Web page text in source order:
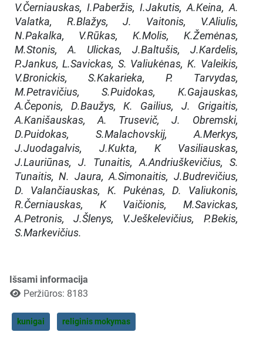
V.Černiauskas, I.Paberžis, I.Jakutis, A.Keina, A.
Valatka, R.Blažys, J. Vaitonis, V.Aliulis,
N.Pakalka, V.Rūkas, K.Molis, K.Žemėnas,
M.Stonis, A. Ulickas, J.Baltušis, J.Kardelis,
P.Jankus, L.Savickas, S. Valiukėnas, K. Valeikis,
V.Bronickis, S.Kakarieka, P. Tarvydas,
M.Petravičius, S.Puidokas, K.Gajauskas,
A.Čeponis, D.Baužys, K. Gailius, J. Grigaitis,
A.Kanišauskas, A. Trusevič, J. Obremski,
D.Puidokas, S.Malachovskij, A.Merkys,
J.Juodagalvis, J.Kukta, K Vasiliauskas,
J.Lauriūnas, J. Tunaitis, A.Andriuškevičius, S.
Tunaitis, N. Jaura, A.Simonaitis, J.Budrevičius,
D. Valančiauskas, K. Pukėnas, D. Valiukonis,
R.Černiauskas, K Vaičionis, M.Savickas,
A.Petronis, J.Šlenys, V.Ješkelevičius, P.Bekis,
S.Markevičius.
Išsami informacija
Peržiūros: 8183
kunigai religinis mokymas